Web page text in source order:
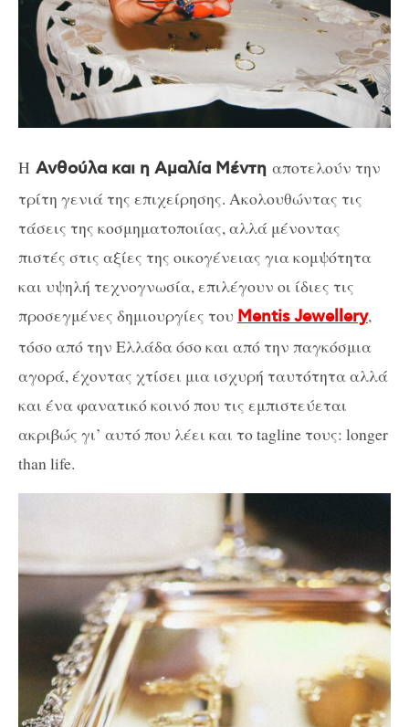
Η Ανθούλα και η Αμαλία Μέντη αποτελούν την
τρίτη γενιά της επιχείρησης. Ακολουθώντας τις
τάσεις της κοσμηματοποιίας, αλλά μένοντας
πιστές στις αξίες της οικογένειας για κομψότητα
και υψηλή τεχνογνωσία, επιλέγουν οι ίδιες τις
προσεγμένες δημιουργίες του Mentis Jewellery,
τόσο από την Ελλάδα όσο και από την παγκόσμια
αγορά, έχοντας χτίσει μια ισχυρή ταυτότητα αλλά
και ένα φανατικό κοινό που τις εμπιστεύεται
ακριβώς γι’ αυτό που λέει και το tagline τους: longer
than life.